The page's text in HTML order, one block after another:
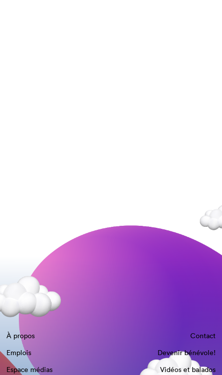
À propos
Contact
Emplois
Devenir bénévole!
Espace médias
Vidéos et balados